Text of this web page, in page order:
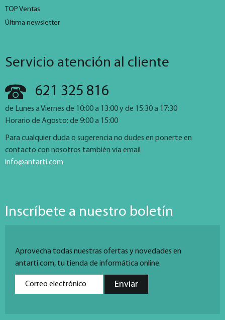
TOP Ventas
Última newsletter
Servicio atención al cliente
621 325 816
de Lunes a Viernes de 10:00 a 13:00 y de 15:30 a 17:30
Horario de Agosto: de 9:00 a 15:00
Para cualquier duda o sugerencia no dudes en ponerte en
contacto con nosotros también vía email
info@antarti.com.
Inscríbete a nuestro boletín
Aprovecha todas nuestras ofertas y novedades en
antarti.com, tu tienda de informática online.